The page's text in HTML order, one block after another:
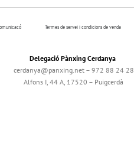
Termes de servei i condicions de venda
Delegació Pànxing Cerdanya
cerdanya@panxing.net – 972 88 24 28
Alfons I, 44 A, 17520 – Puigcerdà